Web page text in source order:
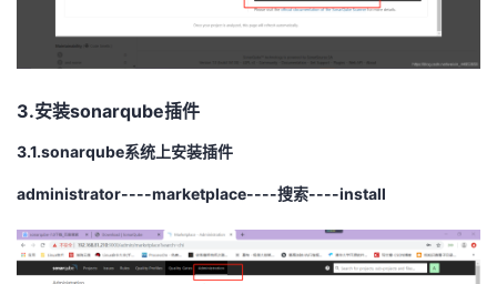
3.安装sonarqube插件
3.1.sonarqube系统上安装插件
administrator----marketplace----搜索----install